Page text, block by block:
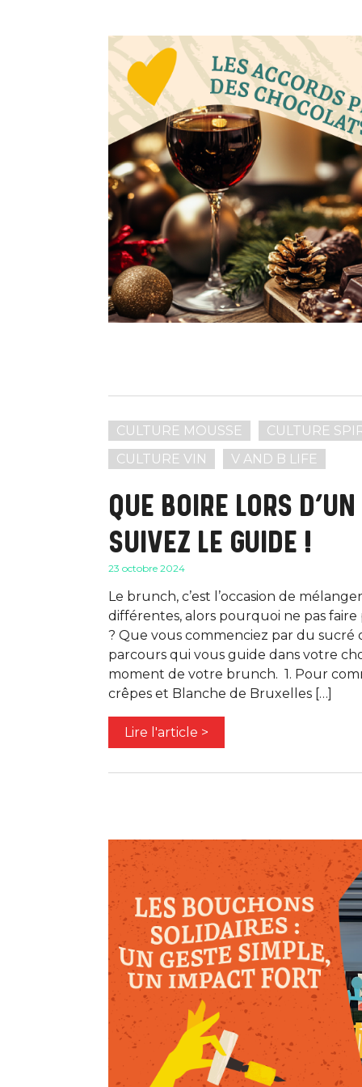
CULTURE MOUSSE
CULTURE
CULTURE VIN
V AND B LIFE
QUE BOIRE LORS
SUIVEZ LE GUIDE !
23 octobre 2024
Le brunch, c’est l’occasion de
différentes, alors pourquoi ne pas faire
? Que vous commenciez par du sucré
parcours qui vous guide dans votre
moment de votre brunch. 1. Pour
crêpes et Blanche de Bruxelles […]
Lire l'article >